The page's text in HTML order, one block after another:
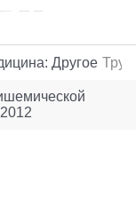
Другое